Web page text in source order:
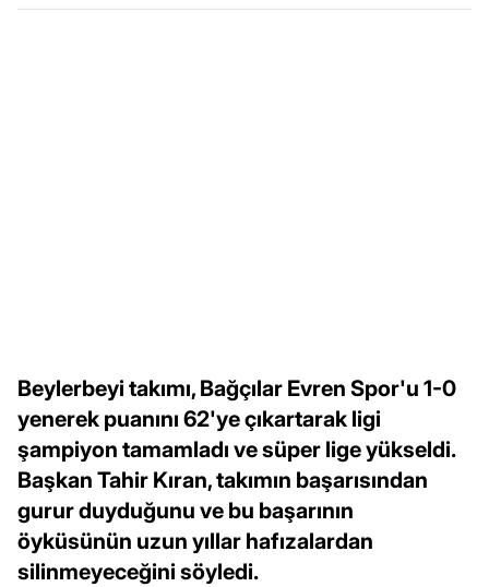
Beylerbeyi takımı, Bağçılar Evren Spor'u 1-0
yenerek puanını 62'ye çıkartarak ligi
şampiyon tamamladı ve süper lige yükseldi.
Başkan Tahir Kıran, takımın başarısından
gurur duyduğunu ve bu başarının
öyküsünün uzun yıllar hafızalardan
silinmeyeceğini söyledi.